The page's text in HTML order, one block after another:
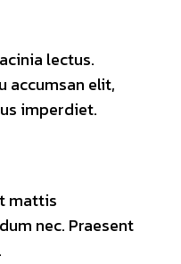
lectus.
accumsan elit,
imperdiet.
mattis
nec. Praesent